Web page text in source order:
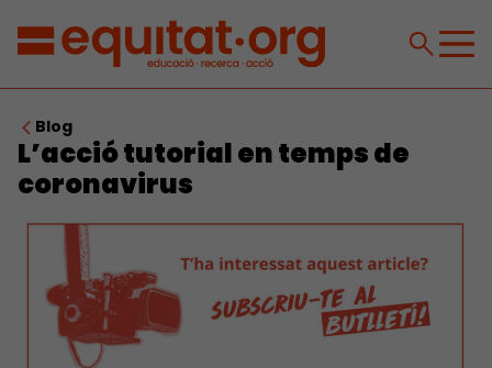
Blog
L’acció tutorial en temps de
coronavirus